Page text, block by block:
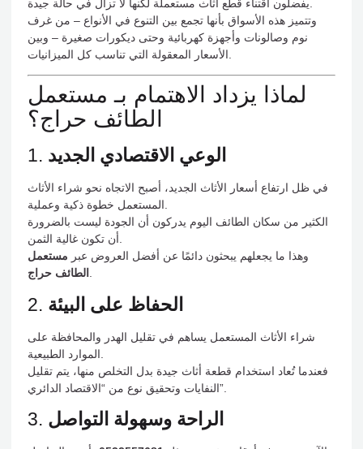
وتتميز هذه الأسواق بأنها تجمع بين التنوع في الأنواع – من غرف
نوم وصالونات وأجهزة كهربائية وحتى ديكورات صغيرة – وبين
لماذا يزداد الاهتمام بـ مستعمل
الطائف حراج؟
1. الوعي الاقتصادي الجديد
في ظل ارتفاع أسعار الأثاث الجديد، أصبح الاتجاه نحو شراء الأثاث
الكثير من سكان الطائف اليوم يدركون أن الجودة ليست بالضرورة
وهذا ما يجعلهم يبحثون دائمًا عن أفضل العروض عبر مستعمل
الطائف حراج
2. الحفاظ على البيئة
شراء الأثاث المستعمل يساهم في تقليل الهدر والمحافظة على
فعندما تُعاد استخدام قطعة أثاث جيدة بدل التخلص منها، يتم تقليل
النفايات وتحقيق نوع من “الاقتصاد الدائري”.
3. الراحة وسهولة التواصل